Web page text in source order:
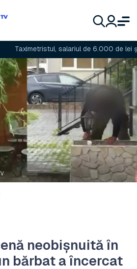
Taximetristul, salariul de 6.000 de lei și
neobișnuită în
bărbat a încercat